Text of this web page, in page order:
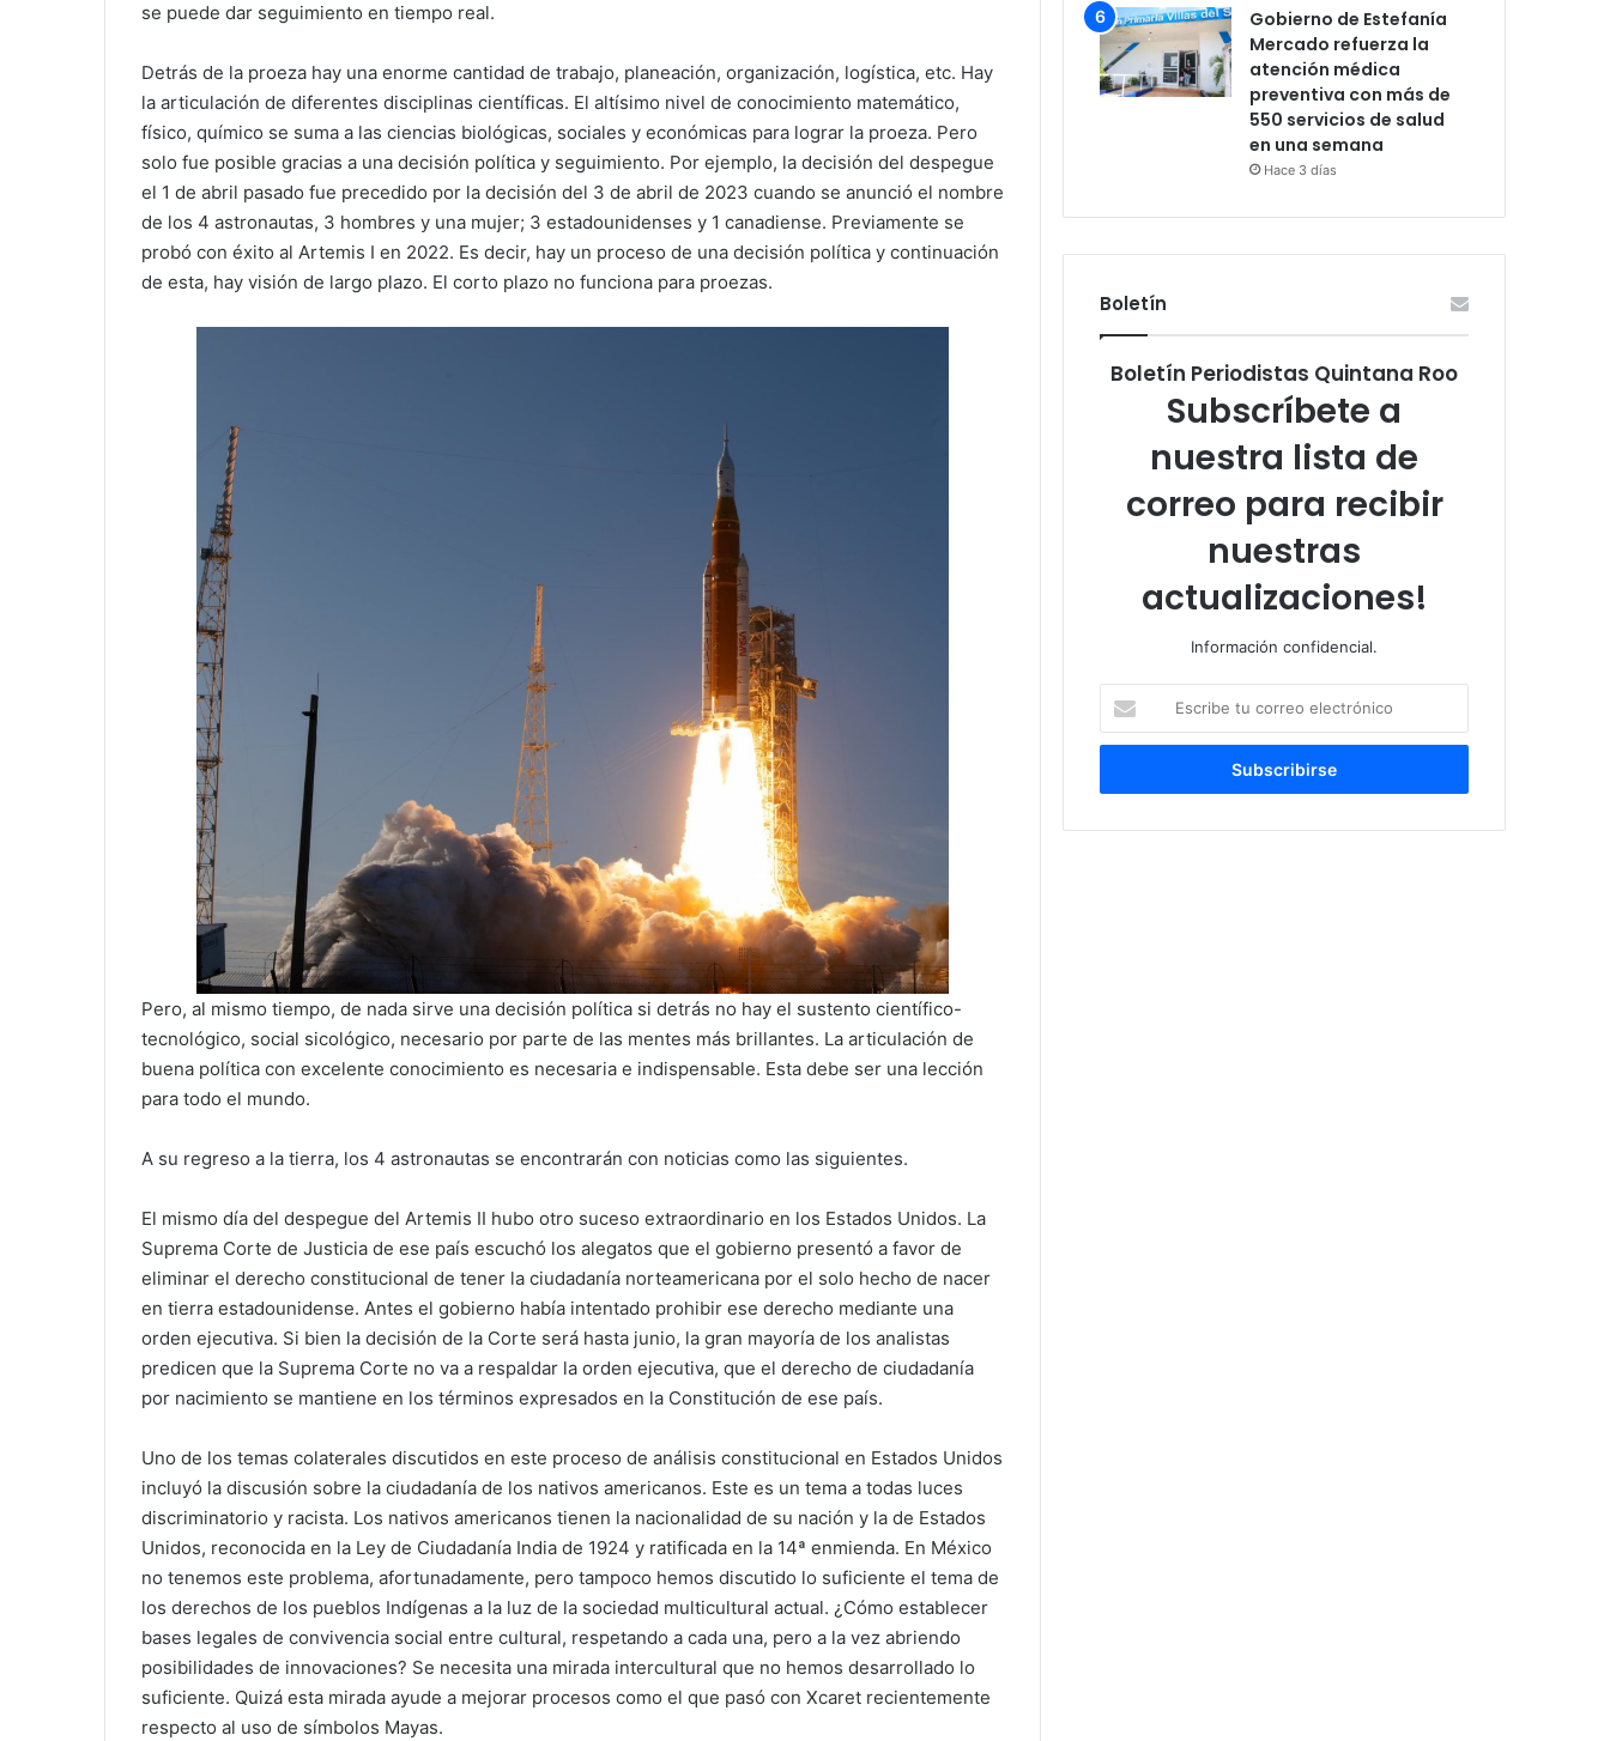
se puede dar seguimiento en tiempo real.
Detrás de la proeza hay una enorme cantidad de trabajo, planeación, organización, logística, etc. Hay
la articulación de diferentes disciplinas científicas. El altísimo nivel de conocimiento matemático,
físico, químico se suma a las ciencias biológicas, sociales y económicas para lograr la proeza. Pero
solo fue posible gracias a una decisión política y seguimiento. Por ejemplo, la decisión del despegue
el 1 de abril pasado fue precedido por la decisión del 3 de abril de 2023 cuando se anunció el nombre
de los 4 astronautas, 3 hombres y una mujer; 3 estadounidenses y 1 canadiense. Previamente se
probó con éxito al Artemis I en 2022. Es decir, hay un proceso de una decisión política y continuación
de esta, hay visión de largo plazo. El corto plazo no funciona para proezas.
Pero, al mismo tiempo, de nada sirve una decisión política si detrás no hay el sustento científico-
tecnológico, social sicológico, necesario por parte de las mentes más brillantes. La articulación de
buena política con excelente conocimiento es necesaria e indispensable. Esta debe ser una lección
para todo el mundo.
A su regreso a la tierra, los 4 astronautas se encontrarán con noticias como las siguientes.
El mismo día del despegue del Artemis II hubo otro suceso extraordinario en los Estados Unidos. La
Suprema Corte de Justicia de ese país escuchó los alegatos que el gobierno presentó a favor de
eliminar el derecho constitucional de tener la ciudadanía norteamericana por el solo hecho de nacer
en tierra estadounidense. Antes el gobierno había intentado prohibir ese derecho mediante una
orden ejecutiva. Si bien la decisión de la Corte será hasta junio, la gran mayoría de los analistas
predicen que la Suprema Corte no va a respaldar la orden ejecutiva, que el derecho de ciudadanía
por nacimiento se mantiene en los términos expresados en la Constitución de ese país.
Uno de los temas colaterales discutidos en este proceso de análisis constitucional en Estados Unidos
incluyó la discusión sobre la ciudadanía de los nativos americanos. Este es un tema a todas luces
discriminatorio y racista. Los nativos americanos tienen la nacionalidad de su nación y la de Estados
Unidos, reconocida en la Ley de Ciudadanía India de 1924 y ratificada en la 14ª enmienda. En México
no tenemos este problema, afortunadamente, pero tampoco hemos discutido lo suficiente el tema de
los derechos de los pueblos Indígenas a la luz de la sociedad multicultural actual. ¿Cómo establecer
bases legales de convivencia social entre cultural, respetando a cada una, pero a la vez abriendo
posibilidades de innovaciones? Se necesita una mirada intercultural que no hemos desarrollado lo
suficiente. Quizá esta mirada ayude a mejorar procesos como el que pasó con Xcaret recientemente
respecto al uso de símbolos Mayas.
Gobierno de Estefanía
Mercado refuerza la
atención médica
preventiva con más de
550 servicios de salud
en una semana
Hace 3 días
Boletín
Boletín Periodistas Quintana Roo
Subscríbete a
nuestra lista de
correo para recibir
nuestras
actualizaciones!
Información confidencial.
tu
correo